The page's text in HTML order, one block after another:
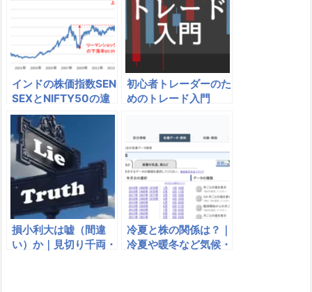
インドの株価指数SEN
SEXとNIFTY50の違
いとインド株ETF・C
FD
初心者トレーダーのた
めのトレード入門
損小利大は嘘（間違
い）か｜見切り千両・
冷夏と株の関係は？｜
冷夏や暖冬など気候・